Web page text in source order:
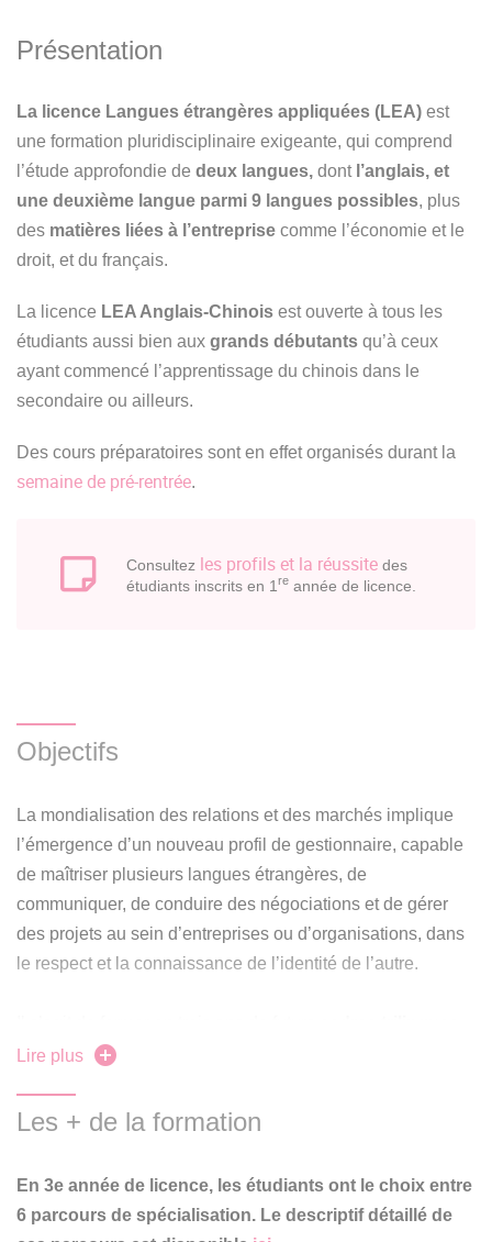
Présentation
La licence Langues étrangères appliquées (LEA) est
une formation pluridisciplinaire exigeante, qui comprend
l’étude approfondie de deux langues, dontl’anglais, et
une deuxième langue parmi 9 langues possibles, plus
des matières liées à l’entreprise comme l’économie et le
droit, et du français.
La licence LEA Anglais-Chinois est ouverte à tous les
étudiants aussi bien aux grands débutants qu’à ceux
ayant commencé l’apprentissage du chinois dans le
secondaire ou ailleurs.
Des cours préparatoires sont en effet organisés durant la
semaine de pré-rentrée.
Consultez les profils et la réussite des
étudiants inscrits en 1 re année de licence.
Objectifs
La mondialisation des relations et des marchés implique
l’émergence d’un nouveau profil de gestionnaire, capable
de maîtriser plusieurs langues étrangères, de
communiquer, de conduire des négociations et de gérer
des projets au sein d’entreprises ou d’organisations, dans
le respect et la connaissance de l’identité de l’autre.
dans des domaines très divers
interculturelle, commerce international.
appliquée
: tous les volets du cursus langues et matières
Lire plus
Les + de la formation
En 3e année de licence, les étudiants ont le choix entre
6 parcours de spécialisation. Le descriptif détaillé de